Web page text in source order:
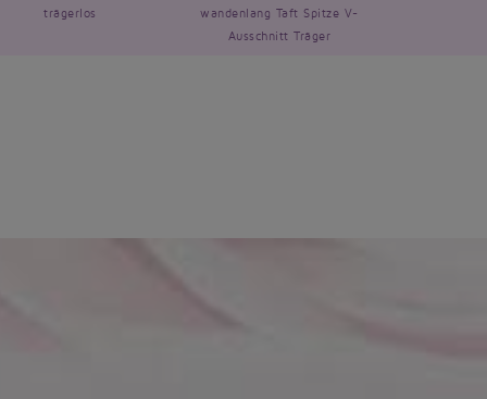
trägerlos
wandenlang Taft Spitze V-
Ausschnitt Träger